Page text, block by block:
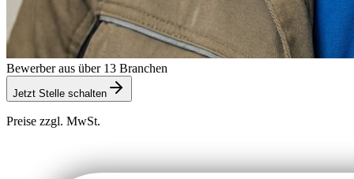
Bewerber aus über 13 Branchen
Jetzt Stelle schalten
Preise zzgl. MwSt.